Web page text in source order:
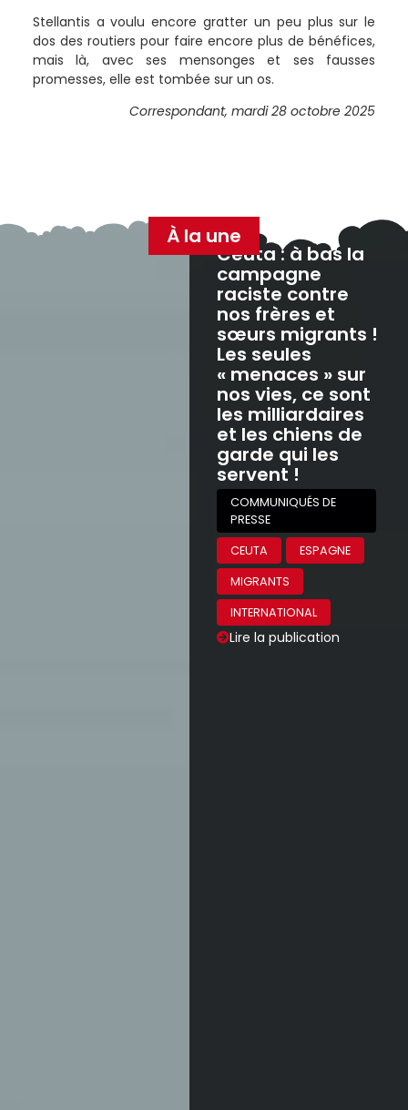
Stellantis a voulu encore gratter un peu plus sur le
dos des routiers pour faire encore plus de bénéfices,
mais là, avec ses mensonges et ses fausses
promesses, elle est tombée sur un os.
Correspondant, mardi 28 octobre 2025
À la une
Ceuta : à bas la
campagne
raciste contre
nos frères et
sœurs migrants !
Les seules
« menaces » sur
nos vies, ce sont
les milliardaires
et les chiens de
garde qui les
servent !
COMMUNIQUÉS DE
PRESSE
CEUTA
ESPAGNE
MIGRANTS
INTERNATIONAL
Lire la publication